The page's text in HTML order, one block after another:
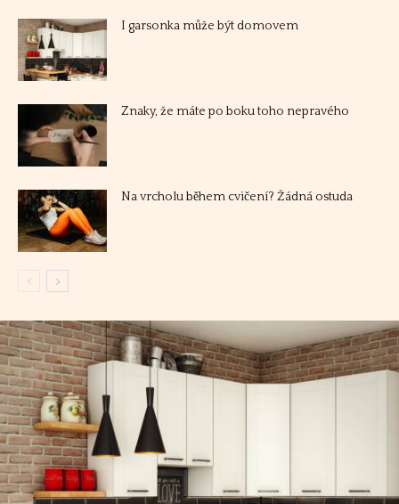
I garsonka může být domovem
Znaky, že máte po boku toho nepravého
Na vrcholu během cvičení? Žádná ostuda